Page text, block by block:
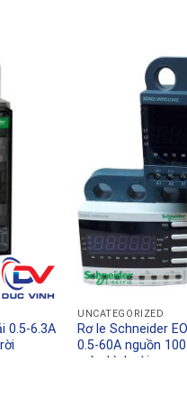
0.5-6.3A
UNCATEGORIZED
Rơ le Schneider
0.5-60A nguồn
màn hình rời